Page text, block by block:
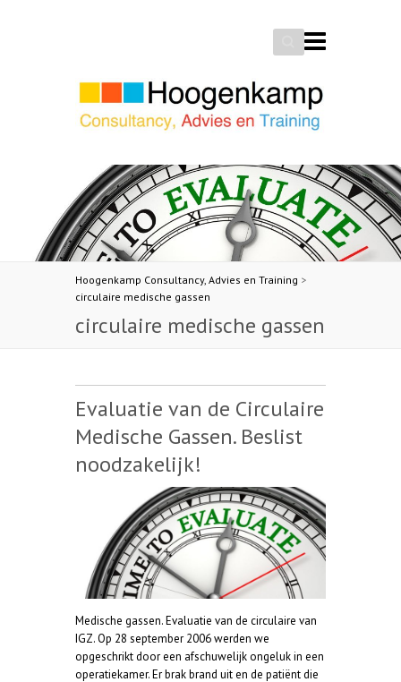
Search
Hoogenkamp Consultancy, Advies en Training >
circulaire medische gassen
circulaire medische gassen
Evaluatie van de Circulaire
Medische Gassen. Beslist
noodzakelijk!
Medische gassen. Evaluatie van de circulaire van
IGZ. Op 28 september 2006 werden we
opgeschrikt door een afschuwelijk ongeluk in een
operatiekamer. Er brak brand uit en de patiënt die